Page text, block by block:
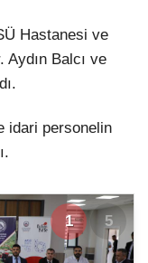
Hastanesi ve
Balcı ve
idari personelin
1 5